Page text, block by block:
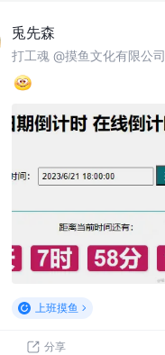
兎先森
打工魂 @摸鱼文化有限公司
上班摸鱼
分享